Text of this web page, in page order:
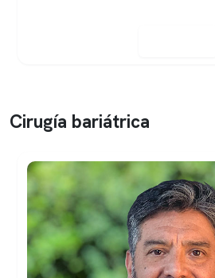
Cirugía bariátrica